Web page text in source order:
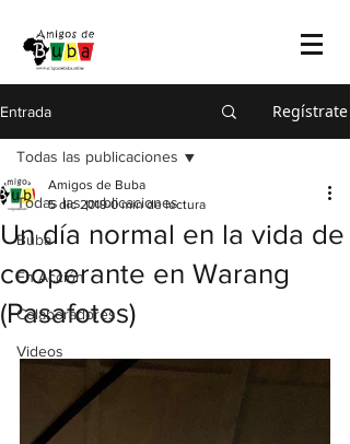
Entrada Regístrate
Todas las publicaciones
Buba
En Acción
Colaboradores
Videos
Todas las publicaciones
Un día normal en la vida de
cooperante en Warang
(Pasafotos)
Amigos de Buba
5 dic 2019 0 min de lectura